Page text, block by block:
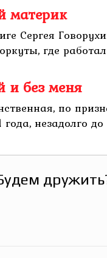
материк
Сергея
где
и без меня
по
незадолго